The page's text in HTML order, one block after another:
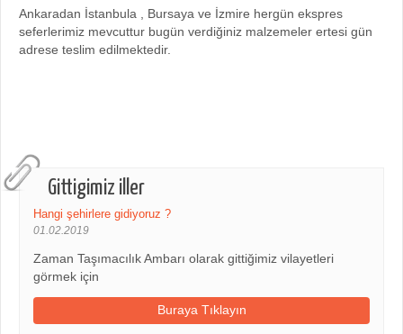
Gittigimiz iller
Hangi şehirlere gidiyoruz ?
01.02.2019
Zaman Taşımacılık Ambarı olarak gittiğimiz vilayetleri
görmek için
Buraya Tıklayın
Ankaradan İstanbula , Bursaya ve İzmire hergün ekspres
seferlerimiz mevcuttur bugün verdiğiniz malzemeler ertesi gün
adrese teslim edilmektedir.